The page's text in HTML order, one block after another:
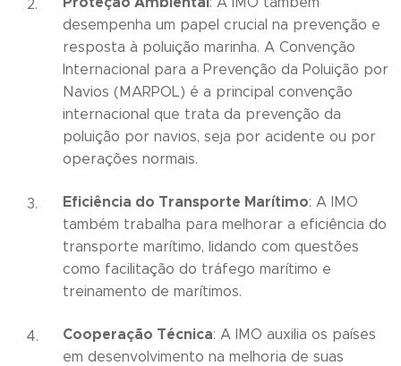
desempenha um papel crucial na prevenção e
resposta à poluição marinha. A Convenção
Internacional para a Prevenção da Poluição por
Navios (MARPOL) é a principal convenção
internacional que trata da prevenção da
poluição por navios, seja por acidente ou por
operações normais.
Eficiência do Transporte Marítimo: A IMO
também trabalha para melhorar a eficiência do
transporte marítimo, lidando com questões
como facilitação do tráfego marítimo e
treinamento de marítimos.
Cooperação Técnica: A IMO auxilia os países
em desenvolvimento na melhoria de suas